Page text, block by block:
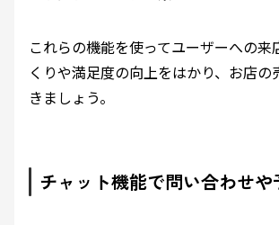
これらの機能を使ってユーザーへの来
くりや満足度の向上をはかり、お店の
きましょう。
チャット機能で問い合わせ